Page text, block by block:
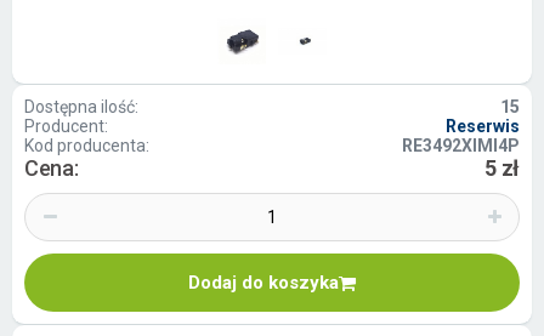
Dostępna ilość:
15
Producent:
Reserwis
Kod producenta:
RE3492XIMI4P
Cena: 5 zł
Dodaj do koszyka